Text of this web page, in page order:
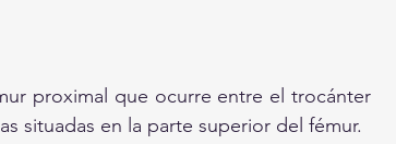
proximal que ocurre entre el trocánter
situadas en la parte superior del fémur.